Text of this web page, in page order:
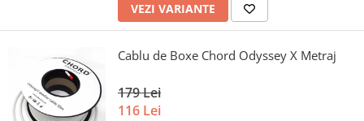
VEZI VARIANTE
Cablu de Boxe Chord Odyssey X Metraj
179 Lei
116 Lei